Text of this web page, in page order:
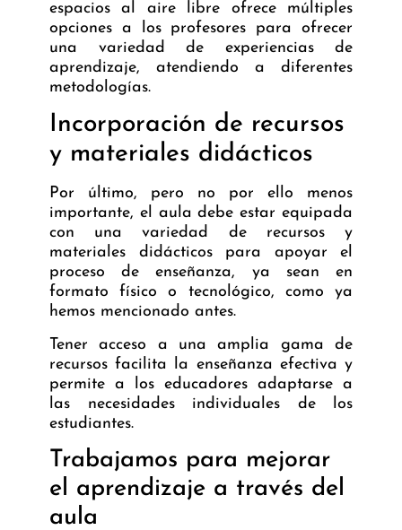
espacios al aire libre ofrece múltiples
opciones a los profesores para ofrecer
una variedad de experiencias de
aprendizaje, atendiendo a diferentes
metodologías.
Incorporación de recursos
y materiales didácticos
Por último, pero no por ello menos
importante, el aula debe estar equipada
con una variedad de recursos y
materiales didácticos para apoyar el
proceso de enseñanza, ya sean en
formato físico o tecnológico, como ya
hemos mencionado antes.
Tener acceso a una amplia gama de
recursos facilita la enseñanza efectiva y
permite a los educadores adaptarse a
las necesidades individuales de los
estudiantes.
Trabajamos para mejorar
el aprendizaje a través del
aula